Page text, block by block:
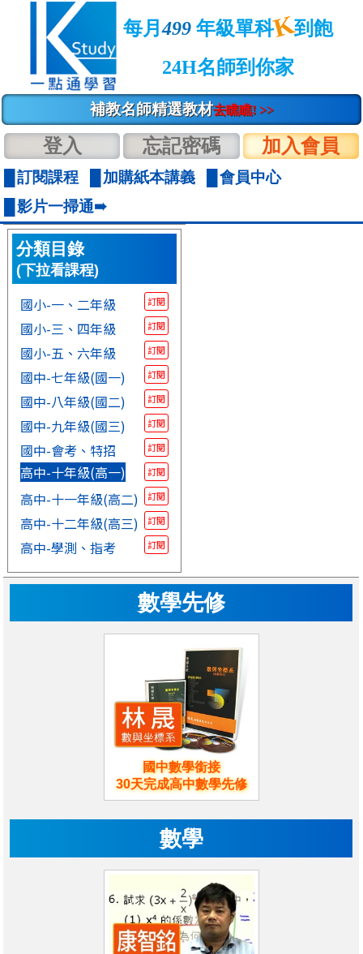
每月499年級單科K到飽
24H名師到你家
補教名師精選教材去瞧瞧! >>
登入 忘記密碼 加入會員
訂閱課程 加購紙本講義
會員中心
影片一掃通➠
分類目錄
(下拉看課程)
國小-一、二年級 訂閱
國小-三、四年級 訂閱
國小-五、六年級 訂閱
國中-七年級(國一) 訂閱
國中-八年級(國二) 訂閱
國中-九年級(國三) 訂閱
國中-會考、特招 訂閱
高中-十年級(高一) 訂閱
高中-十一年級(高二) 訂閱
高中-十二年級(高三) 訂閱
高中-學測、指考 訂閱
數學先修
國中數學銜接
30天完成高中數學先修
數學